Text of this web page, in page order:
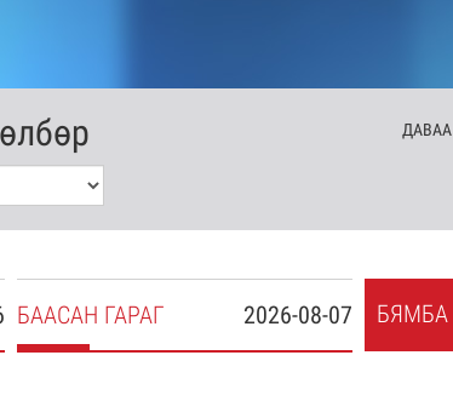
ДАВАА
2026-08-07
БААСАН ГАРАГ БЯМБА